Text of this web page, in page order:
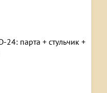
24: парта + стульчик +